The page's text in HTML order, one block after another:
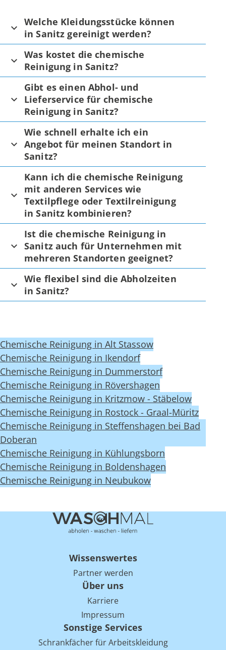
Welche Kleidungsstücke können
in Sanitz gereinigt werden?
Was kostet die chemische
Reinigung in Sanitz?
Gibt es einen Abhol- und
Lieferservice für chemische
Reinigung in Sanitz?
Wie schnell erhalte ich ein
Angebot für meinen Standort in
Sanitz?
Kann ich die chemische Reinigung
mit anderen Services wie
Textilpflege oder Textilreinigung
in Sanitz kombinieren?
Ist die chemische Reinigung in
Sanitz auch für Unternehmen mit
mehreren Standorten geeignet?
Wie flexibel sind die Abholzeiten
in Sanitz?
Chemische Reinigung in Alt Stassow
Chemische Reinigung in Ikendorf
Chemische Reinigung in Dummerstorf
Chemische Reinigung in Rövershagen
Chemische Reinigung in Kritzmow - Stäbelow
Chemische Reinigung in Rostock - Graal-Müritz
Chemische Reinigung in Steffenshagen bei Bad
Doberan
Chemische Reinigung in Kühlungsborn
Chemische Reinigung in Boldenshagen
Chemische Reinigung in Neubukow
Wissenswertes
Partner werden
Über uns
Karriere
Impressum
Sonstige Services
Schrankfächer für Arbeitskleidung